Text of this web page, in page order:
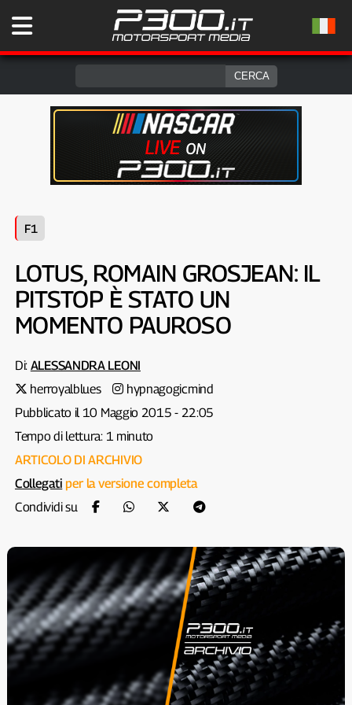
F1
LOTUS, ROMAIN GROSJEAN: IL
PITSTOP È STATO UN
MOMENTO PAUROSO
Di: ALESSANDRA LEONI
herroyalblues
hypnagogicmind
Pubblicato il 10 Maggio 2015 - 22:05
Tempo di lettura: 1 minuto
ARTICOLO DI ARCHIVIO
Collegati per la versione completa
Condividi su